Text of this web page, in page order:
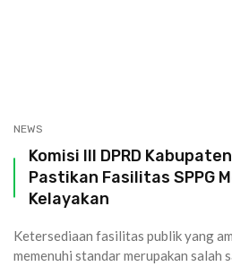
NEWS
Komisi III DPRD
Pastikan Fasilitas SPPG
Kelayakan
Ketersediaan fasilitas publik yang
memenuhi standar merupakan salah